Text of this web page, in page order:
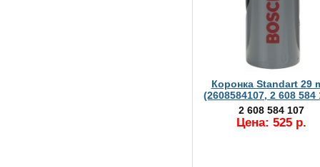
Коронка Standart 29
(2608584107, 2 608 584
2 608 584 107
Цена: 525 р.